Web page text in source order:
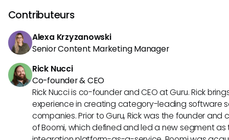
la croissance et au succès des affaires.
Contributeurs
Alexa Krzyzanowski
Senior Content Marketing Manager
Rick Nucci
Co-founder & CEO
Rick Nucci is co-founder and CEO at Guru. Rick
experience in creating category-leading software
companies. Prior to Guru, Rick was the founder
of Boomi, which defined and led a new segment